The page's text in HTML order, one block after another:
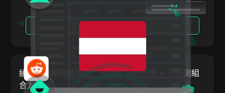
Facebook Ads
Google Ads
Google Pay
冰島
以色列
大韓民國
繞過俄羅斯聯邦限制：Reddit Ads代理 + 防偵測組
合方案